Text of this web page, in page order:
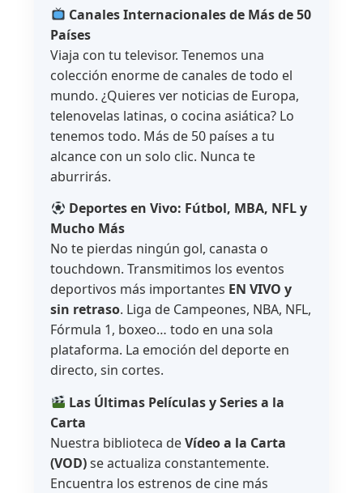
Canales Internacionales de Más de 50
Países
Viaja con tu televisor. Tenemos una
colección enorme de canales de todo el
mundo. ¿Quieres ver noticias de Europa,
telenovelas latinas, o cocina asiática? Lo
tenemos todo. Más de 50 países a tu
alcance con un solo clic. Nunca te
aburrirás.
Deportes en Vivo: Fútbol, MBA, NFL y
Mucho Más
No te pierdas ningún gol, canasta o
touchdown. Transmitimos los eventos
deportivos más importantes EN VIVO y
sin retraso. Liga de Campeones, NBA, NFL,
Fórmula 1, boxeo… todo en una sola
plataforma. La emoción del deporte en
directo, sin cortes.
Las Últimas Películas y Series a la
Carta
Nuestra biblioteca deVídeo a la Carta
(VOD)se actualiza constantemente.
Encuentra los estrenos de cine más